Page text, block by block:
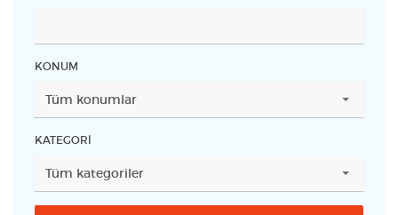
KONUM
KATEGORI